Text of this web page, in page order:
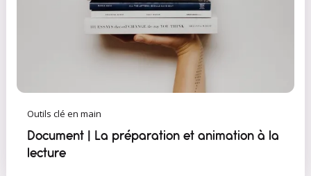
Outils clé en main
Document | La préparation et animation à la
lecture